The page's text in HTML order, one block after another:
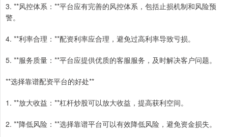
3. **风控体系：**平台应有完善的风控体系，包括止损机制和风险预
警。
4. **利率合理：**配资利率应合理，避免过高利率导致亏损。
5. **服务质量：**平台应提供优质的客服服务，及时解决客户问题。
**选择靠谱配资平台的好处**
1. **放大收益：**杠杆炒股可以放大收益，提高获利空间。
2. **降低风险：**选择靠谱平台可以有效降低风险，避免资金损失。